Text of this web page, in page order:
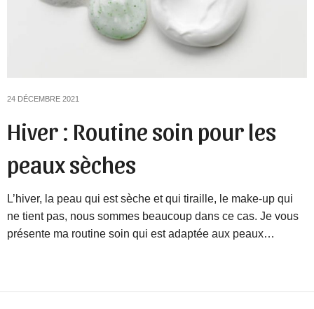
24 DÉCEMBRE 2021
Hiver : Routine soin pour les
peaux sèches
L’hiver, la peau qui est sèche et qui tiraille, le make-up qui
ne tient pas, nous sommes beaucoup dans ce cas. Je vous
présente ma routine soin qui est adaptée aux peaux…